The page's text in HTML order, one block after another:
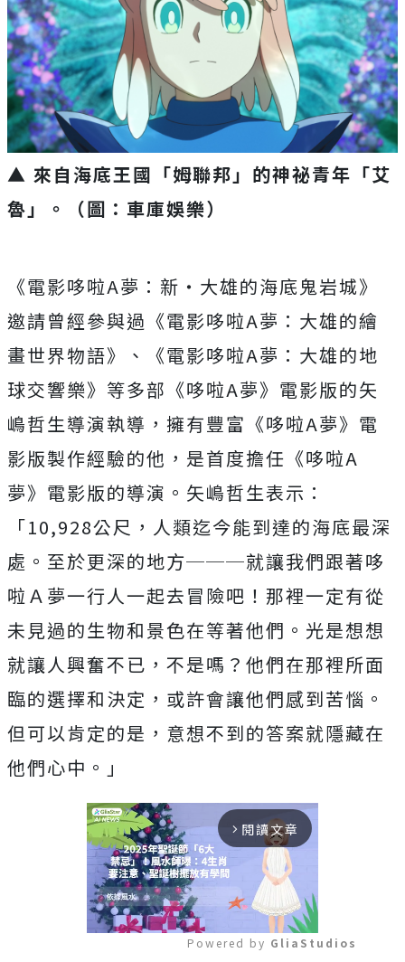
▲ 來自海底王國「姆聯邦」的神祕青年「艾
魯」。（圖：車庫娛樂）
《電影哆啦A夢：新‧大雄的海底鬼岩城》
邀請曾經參與過《電影哆啦A夢：大雄的繪
畫世界物語》、《電影哆啦A夢： 大雄的地
球交響樂》等多部《哆啦A夢》 電影版的矢
嶋哲生導演執導，擁有豐富《哆啦A夢》 電
影版製作經驗的他，是首度擔任《哆啦A
夢》電影版的導演。 矢嶋哲生表示：
「10,928公尺， 人類迄今能到達的海底最深
處。至於更深的地方───就讓我們跟著哆
啦Ａ夢一行人一起去冒險吧！ 那裡一定有從
未見過的生物和景色在等著他們。 光是想想
就讓人興奮不已，不是嗎？ 他們在那裡所面
臨的選擇和決定，或許會讓他們感到苦惱。
但可以肯定的是，意想不到的答案就隱藏在
他們心中。」
arrow_forward_ios 閱讀文章
Powered by GliaStudios